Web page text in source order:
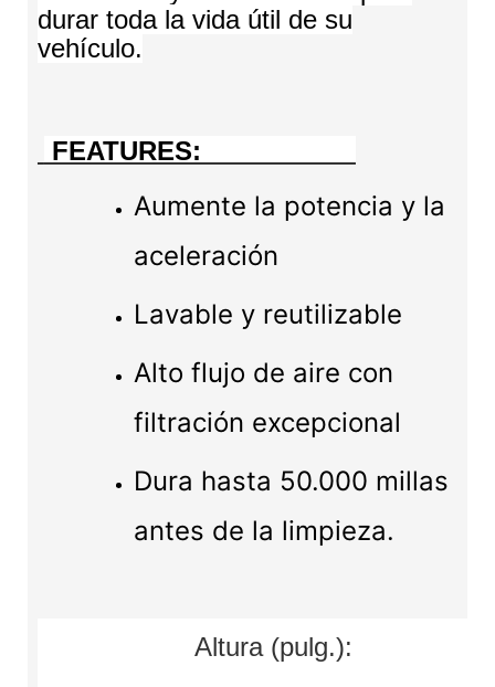
durar toda la vida útil de su
vehículo.
FEATURES:
Aumente la potencia y la
aceleración
Lavable y reutilizable
Alto flujo de aire con
filtración excepcional
Dura hasta 50.000 millas
antes de la limpieza.
Altura (pulg.):